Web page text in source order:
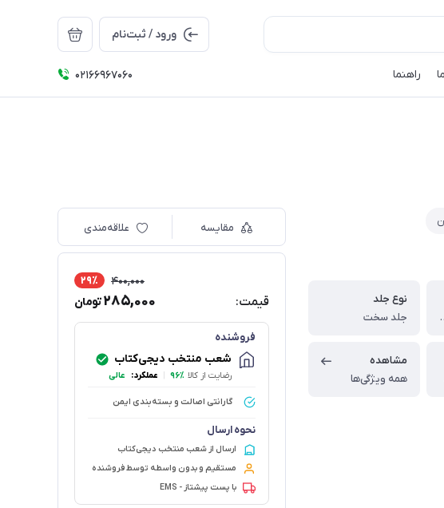
ورود / ثبت‌نام
راهنما ۰۲۱66967060
1/5 سانتی متر
نوع جلد
جلد سخت
مشاهده
همه ویژگی‌ها
مقایسه علاقه‌مندی
قیمت:
400,000 29٪
285,000تومان
فروشنده
شعب منتخب دیجی‌کتاب
رضایت از کالا ۹۶٪ عملکرد: عالی
گارانتی اصالت و بسته‌بندی ایمن
نحوه ارسال
ارسال از شعب منتخب دیجی‌کتاب
مستقیم و بدون واسطه توسط فروشنده
با پست پیشتاز - EMS